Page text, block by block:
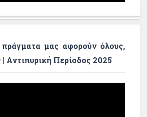
μας αφορούν όλους,
| Αντιπυρική Περίοδος 2025